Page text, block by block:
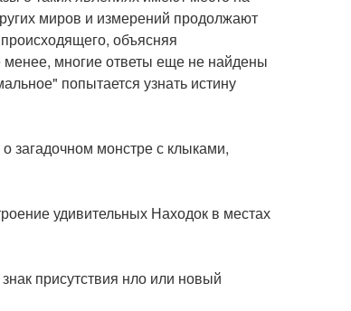
миров и измерений продолжают
объясняя
многие ответы еще не найдены
попытается узнать истину
загадочном монстре с клыками,
удивительных Находок в местах
присутствия нло или новый